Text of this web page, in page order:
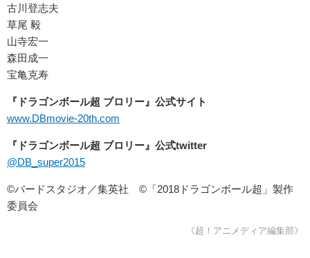
古川登志夫
草尾 毅
山寺宏一
森田成一
宝亀克寿
『ドラゴンボール超 ブロリー』公式サイト
www.DBmovie-20th.com
『ドラゴンボール超 ブロリー』公式twitter
@DB_super2015
©バードスタジオ／集英社 ©「2018ドラゴンボール超」製作
委員会
《超！アニメディア編集部》